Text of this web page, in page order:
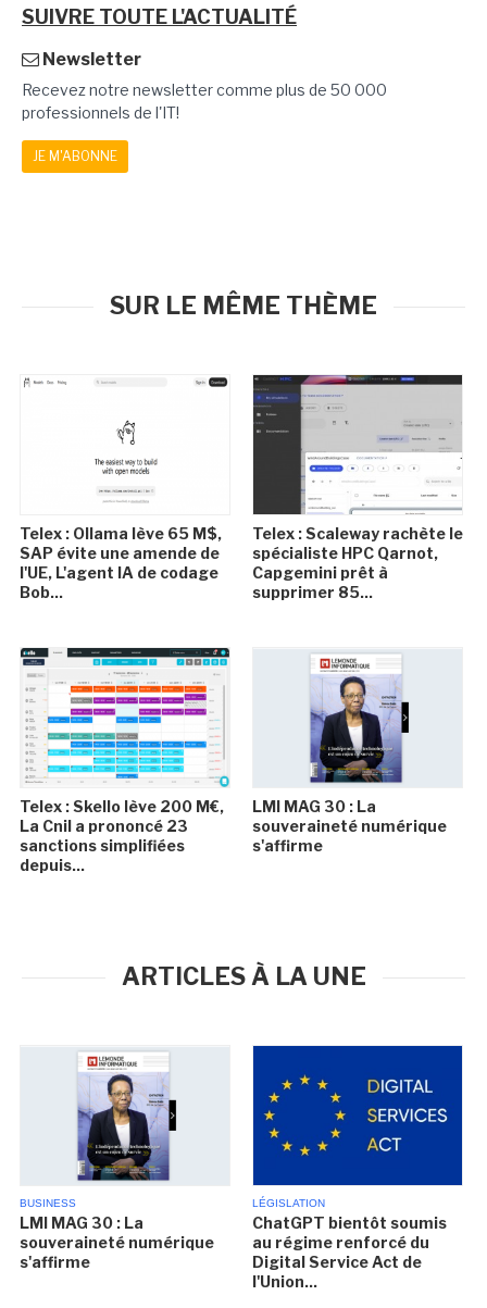
SUIVRE TOUTE L'ACTUALITÉ
Newsletter
Recevez notre newsletter comme plus de 50 000
professionnels de l'IT!
JE M'ABONNE
SUR LE MÊME THÈME
Telex : Ollama lève 65 M$,
SAP évite une amende de
l'UE, L'agent IA de codage
Bob...
Telex : Scaleway rachète le
spécialiste HPC Qarnot,
Capgemini prêt à
supprimer 85...
Telex : Skello lève 200 M€,
La Cnil a prononcé 23
sanctions simplifiées
depuis...
LMI MAG 30 : La
souveraineté numérique
s'affirme
ARTICLES À LA UNE
BUSINESS
LMI MAG 30 : La
souveraineté numérique
s'affirme
LÉGISLATION
ChatGPT bientôt soumis
au régime renforcé du
Digital Service Act de
l'Union...